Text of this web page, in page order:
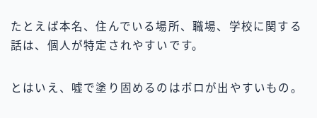
たとえば本名、住んでいる場所、職場、学校に関する
話は、個人が特定されやすいです。
とはいえ、嘘で塗り固めるのはボロが出やすいもの。